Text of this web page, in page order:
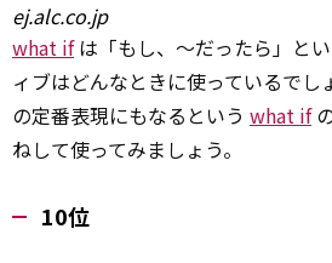
ej.alc.co.jp
what ifは「もし、～だったら」と
ィブはどんなときに使っているでし
の定番表現にもなるという what if
ねして使ってみましょう。
10位